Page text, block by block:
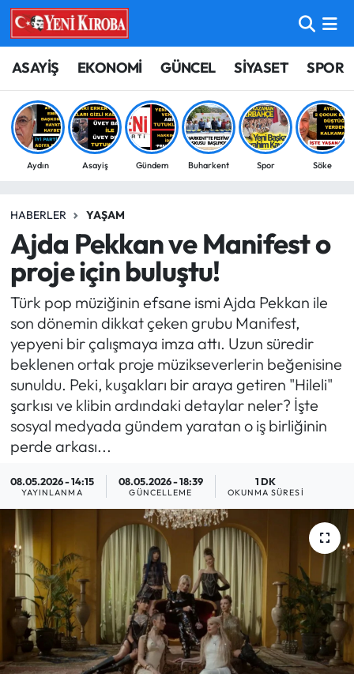
ASAYİŞ EKONOMİ GÜNCEL SİYASET SPOR
Aydın Asayiş Gündem Buharkent Spor Söke
HABERLER YAŞAM
Ajda Pekkan ve Manifest o
proje için buluştu!
Türk pop müziğinin efsane ismi Ajda Pekkan ile
son dönemin dikkat çeken grubu Manifest,
yepyeni bir çalışmaya imza attı. Uzun süredir
beklenen ortak proje müzikseverlerin beğenisine
sunuldu. Peki, kuşakları bir araya getiren "Hileli"
şarkısı ve klibin ardındaki detaylar neler? İşte
sosyal medyada gündem yaratan o iş birliğinin
perde arkası...
08.05.2026 - 14:15
YAYINLANMA
08.05.2026 - 18:39
GÜNCELLEME
1 DK
OKUNMA SÜRESI
ASAYİŞ
BİLİM-TEKNOLOJİ
ÇEVRE
EĞİTİM
EKONOMİ
GÜNCEL
GÜNDEM
MAGAZİN
SAĞLIK
TARIM
TURİZM
YAŞAM
RESMİ İLANLAR
Aydın Nöbetçi Eczaneler
Aydın Hava Durumu
Aydin Namaz Vakitleri
Süper Lig Puan Durumu ve Fikstür
Tüm Manşetler
Son Dakika Haberleri
Haber Arşivi